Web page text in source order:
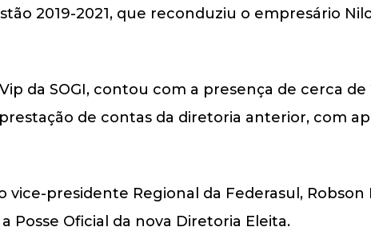
2019-2021, que reconduziu o empresário
da SOGI, contou com a presença de cerca
de contas da diretoria anterior, com
vice-presidente Regional da Federasul, Robson
Posse Oficial da nova Diretoria Eleita.